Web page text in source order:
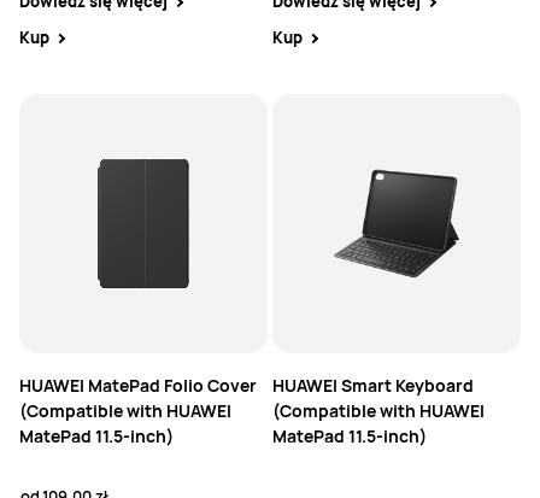
Kup
Kup
HUAWEI MatePad Folio Cover
(Compatible with HUAWEI
MatePad 11.5-inch)
HUAWEI Smart Keyboard
(Compatible with HUAWEI
MatePad 11.5-inch)